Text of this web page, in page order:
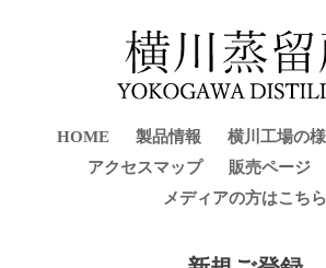
HOME 製品情報 横川工場の
アクセスマップ
販売ページ
メディアの方はこちら